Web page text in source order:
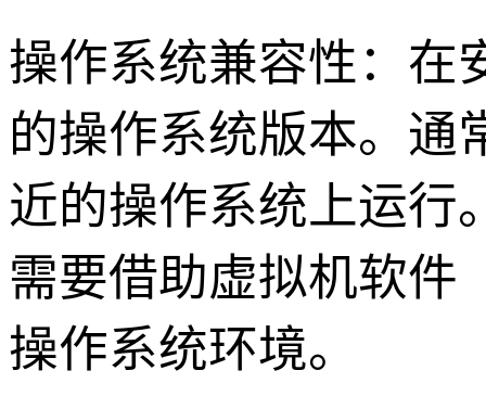
操作系统兼容性：在
的操作系统版本。通
近的操作系统上运行
需要借助虚拟机软件
操作系统环境。